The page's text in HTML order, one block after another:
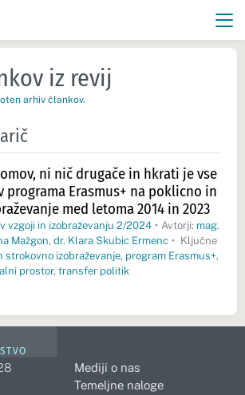
iz revij
arhiv člankov.
ni nič drugače in hkrati je vse
programa Erasmus+ na poklicno in
med letoma 2014 in 2023
vzgoji in izobraževanju 2/2024 • Avtorji: mag.
Mažgon, dr. Klara Skubic Ermenc • Ključne
strokovno izobraževanje, program Erasmus+,
prostor, transfer politik
Mediji o nas
Temeljne naloge